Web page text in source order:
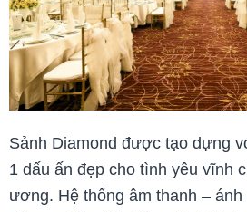
Sảnh Diamond được tạo dựng
1 dấu ấn đẹp cho tình yêu vĩnh
ương. Hệ thống âm thanh –